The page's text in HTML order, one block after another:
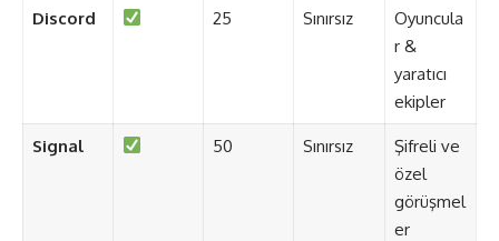
Discord 25 Sınırsız
Oyuncula
r &
yaratıcı
ekipler
Signal 50 Sınırsız
Şifreli ve
özel
görüşmel
er